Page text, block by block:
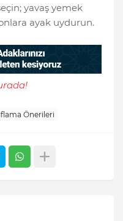
yavaş yemek
ayak uydurun.
Önerileri